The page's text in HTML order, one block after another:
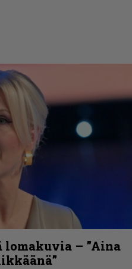
– ”Aina